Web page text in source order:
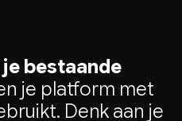
bestaande
je platform met
Denk aan je